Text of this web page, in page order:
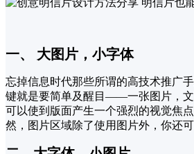
一、 大图片，小字体
忘掉信息时代那些所谓的高技术推广
键就是要简单及醒目――一张图片，文
可以使到版面产生一个强烈的视觉焦
然，图片区域除了使用图片外，你还